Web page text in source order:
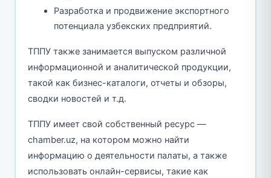
Разработка и продвижение экспортного
потенциала узбекских предприятий.
ТППУ также занимается выпуском различной
информационной и аналитической продукции,
такой как бизнес-каталоги, отчеты и обзоры,
сводки новостей и т.д.
ТППУ имеет свой собственный ресурс —
chamber.uz, на котором можно найти
информацию о деятельности палаты, а также
использовать онлайн-сервисы, такие как